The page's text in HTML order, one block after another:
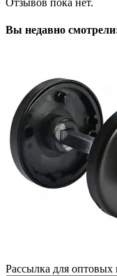
Вы недавно
Рассылка для оптовых